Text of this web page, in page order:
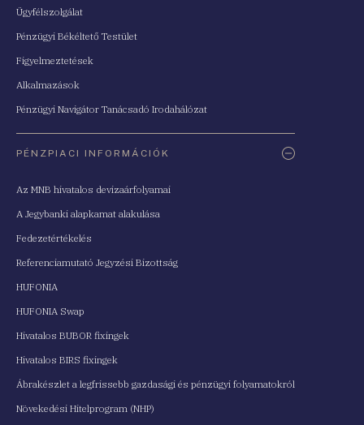
Ügyfélszolgálat
Pénzügyi Békéltető Testület
Figyelmeztetések
Alkalmazások
Pénzügyi Navigátor Tanácsadó Irodahálózat
PÉNZPIACI INFORMÁCIÓK
Az MNB hivatalos devizaárfolyamai
A Jegybanki alapkamat alakulása
Fedezetértékelés
Referenciamutató Jegyzési Bizottság
HUFONIA
HUFONIA Swap
Hivatalos BUBOR fixingek
Hivatalos BIRS fixingek
Ábrakészlet a legfrissebb gazdasági és pénzügyi folyamatokról
Növekedési Hitelprogram (NHP)